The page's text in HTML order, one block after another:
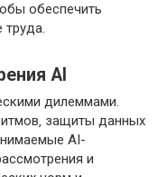
обеспечить
труда.
AI
дилеммами.
защиты данных
AI-
и